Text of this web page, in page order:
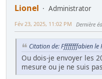
Lionel
Administrator
Fév 23, 2025, 11:02 PM Dernière
Citation de: Ffffffffabien le
Ou dois-je envoyer les
mesure ou je ne suis